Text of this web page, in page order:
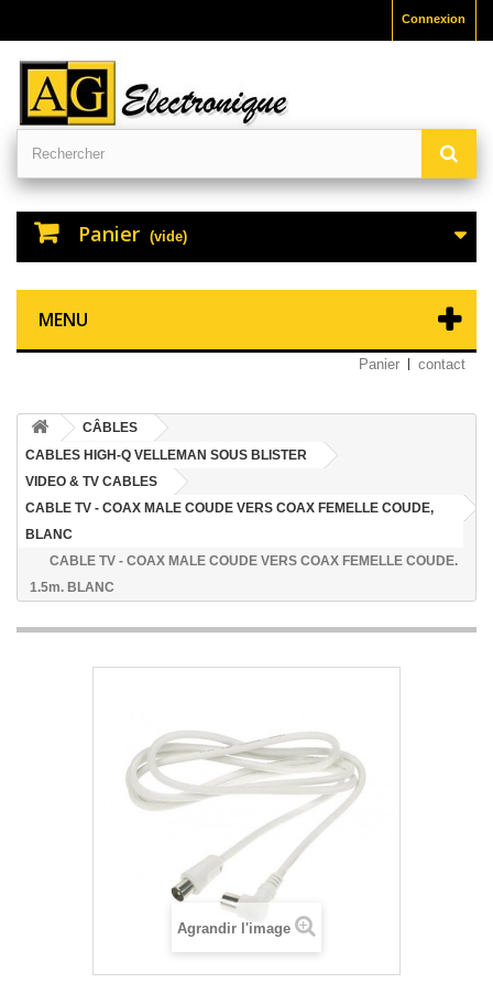
Connexion
Panier (vide)
MENU
Panier contact
CÂBLES
CABLES HIGH-Q VELLEMAN SOUS BLISTER
VIDEO & TV CABLES
CABLE TV - COAX MALE COUDE VERS COAX FEMELLE COUDE,
BLANC
CABLE TV - COAX MALE COUDE VERS COAX FEMELLE COUDE.
1.5m. BLANC
Agrandir l'image